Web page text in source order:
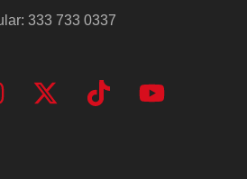
333 733 0337